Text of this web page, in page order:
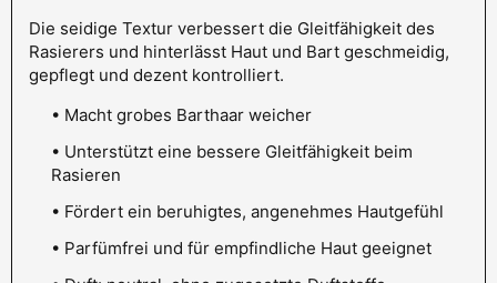
Die seidige Textur verbessert die Gleitfähigkeit des
Rasierers und hinterlässt Haut und Bart geschmeidig,
gepflegt und dezent kontrolliert.
• Macht grobes Barthaar weicher
• Unterstützt eine bessere Gleitfähigkeit beim
Rasieren
• Fördert ein beruhigtes, angenehmes Hautgefühl
• Parfümfrei und für empfindliche Haut geeignet